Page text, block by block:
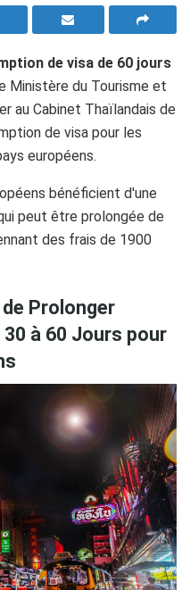
de visa de 60 jours
Ministère du Tourisme et
au Cabinet Thaïlandais de
de visa pour les
européens.
bénéficient d'une
peut être prolongée de
des frais de 1900
Prolonger
30 à 60 Jours pour